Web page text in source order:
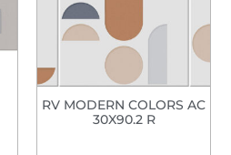
RV MODERN COLORS AC
30X90.2 R